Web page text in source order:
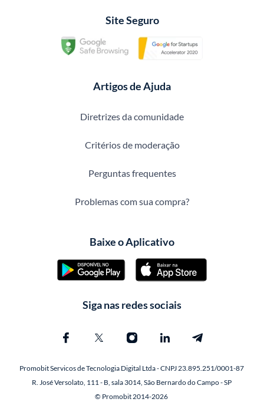
Site Seguro
Artigos de Ajuda
Diretrizes da comunidade
Critérios de moderação
Perguntas frequentes
Problemas com sua compra?
Baixe o Aplicativo
Siga nas redes sociais
Promobit Servicos de Tecnologia Digital Ltda - CNPJ 23.895.251/0001-87
R. José Versolato, 111 - B, sala 3014, São Bernardo do Campo - SP
© Promobit 2014-2026